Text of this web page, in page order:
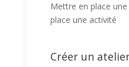
Mettre en place
place une activité
Créer un